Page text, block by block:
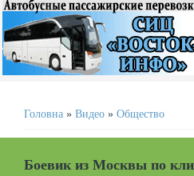
Головна » Видео » Общество
Боевик из Москвы по